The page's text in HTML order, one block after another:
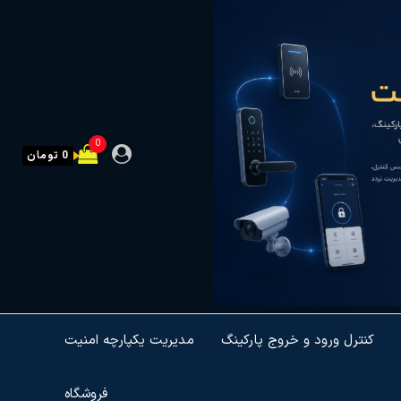
0
0 تومان
مدیریت یکپارچه امنیت کنترل ورود و خروج پارکینگ
فروشگاه